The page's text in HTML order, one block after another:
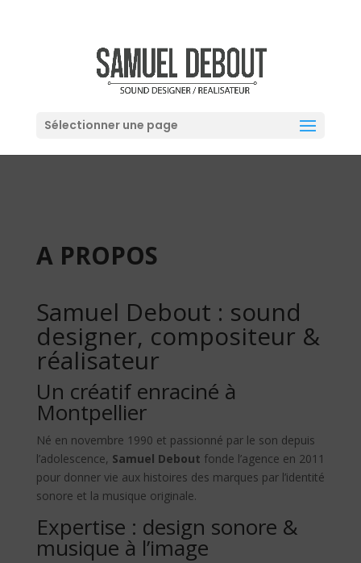
Sélectionner une page
A PROPOS
Samuel Debout : sound
designer, compositeur &
réalisateur
Un créatif enraciné à
Montpellier
Né en novembre 1990 et passionné par le son depuis
l’adolescence, Samuel Debout fonde l’agence en 2011
pour donner vie aux histoires des marques par l’identité
sonore et la musique originale.
Expertise : design sonore &
musique à l’image